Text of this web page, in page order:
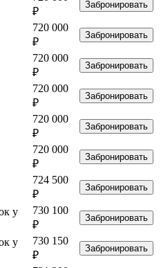
₽
Забронировать
720 000
₽
Забронировать
720 000
₽
Забронировать
720 000
₽
Забронировать
720 000
₽
Забронировать
720 000
₽
Забронировать
724 500
₽
Забронировать
у
730 100
₽
Забронировать
у
730 150
₽
Забронировать